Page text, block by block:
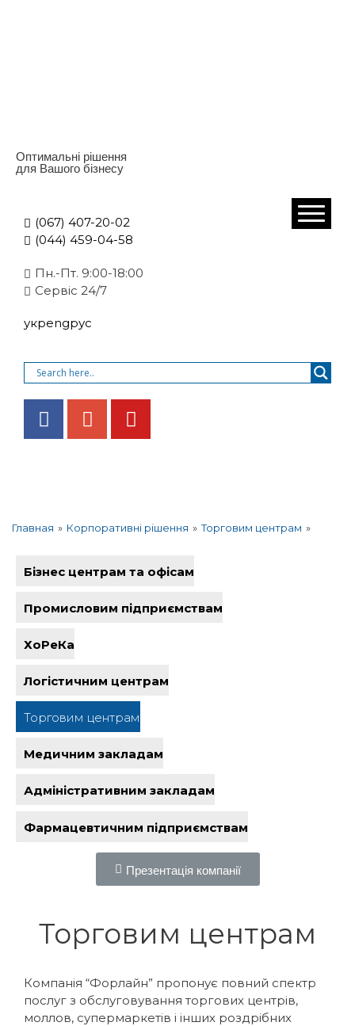
Оптимальні рішення
для Вашого бізнесу
(067) 407-20-02
(044) 459-04-58
Пн.-Пт. 9:00-18:00
Cервіс 24/7
укрengрус
Главная » Корпоративні рішення » Торговим центрам »
Бізнес центрам та офісам
Промисловим підприємствам
ХоРеКа
Логістичним центрам
Торговим центрам
Медичним закладам
Адміністративним закладам
Фармацевтичним підприємствам
Презентація компанії
Торговим центрам
Компанія “Форлайн” пропонує повний спектр
послуг з обслуговування торгових центрів,
моллов, супермаркетів і інших роздрібних